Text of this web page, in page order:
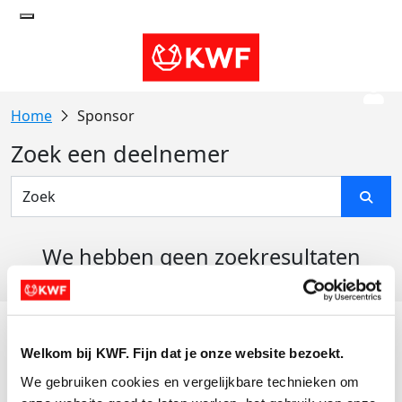
Welkom bij KWF. Fijn dat je onze website bezoekt.
We gebruiken cookies en vergelijkbare technieken om
Sponsor
Zoek een deelnemer
We hebben geen zoekresultaten
Actiematerialen
Evenementen